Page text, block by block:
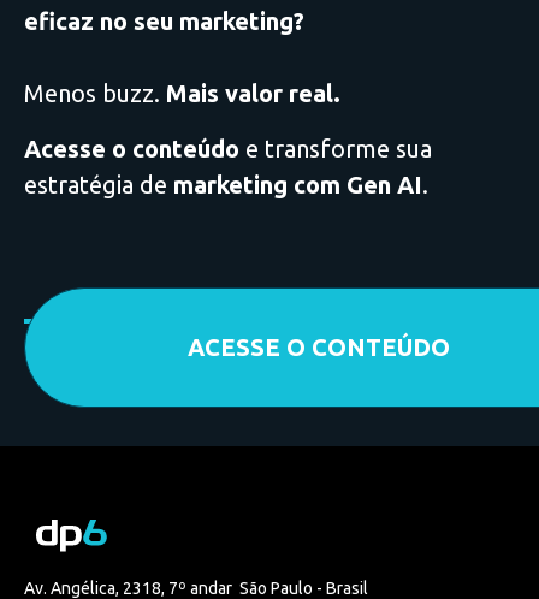
eficaz no seu marketing?
Menos buzz. Mais valor real.
Acesse o conteúdo e transforme sua
estratégia de marketing com Gen AI.
ACESSE O CONTEÚDO
Av. Angélica, 2318, 7º andar São Paulo - Brasil